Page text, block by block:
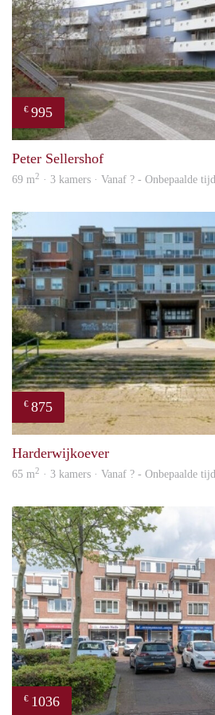
€ 995
Peter Sellershof
69 m2 · 3 kamers · Vanaf ? - Onbepaalde tijd
€ 875
Harderwijkoever
65 m2 · 3 kamers · Vanaf ? - Onbepaalde tijd
€ 1036